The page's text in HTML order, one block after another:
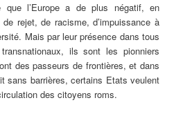
que l’Europe a de plus négatif, en
rejet, de racisme, d’impuissance à
Mais par leur présence dans tous
ils sont les pionniers
des passeurs de frontières, et dans
sans barrières, certains Etats veulent
des citoyens roms.